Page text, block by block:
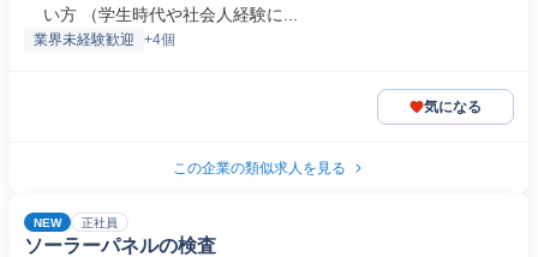
い方 （学生時代や社会人経験に...
業界未経験歓迎 +4個
気になる
この企業の類似求人を見る
NEW 正社員
ソーラーパネルの検査